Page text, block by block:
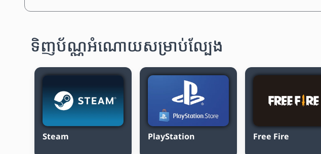
ទិញប័ណ្ណអំណោយសម្រាប់ល្បែង
Steam PlayStation Free Fire